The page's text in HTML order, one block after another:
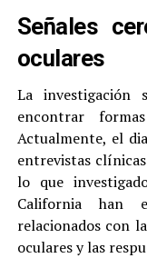
Señales
oculares
La investigación
encontrar
Actualmente, el
entrevistas
lo que
California han
relacionados con
oculares y las